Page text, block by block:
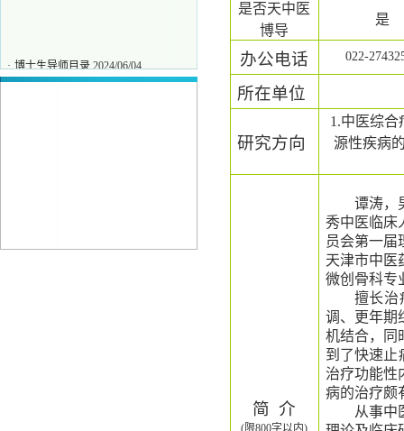
· 博士生导师目录 2024/06/04
· 刘力 2025/11/27
是否天中医
博导
是
办公电话 022-
所在单位
研究方向
1.中医综
源性疾病
简 介
谭涛，
秀中医临床
员会第一届
天津市中医
微创骨科专
擅长治
调、更年期
机结合，同
到了快速止
治疗功能性
病的治疗颇
从事中